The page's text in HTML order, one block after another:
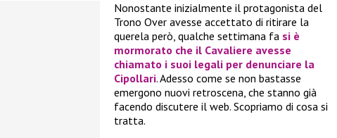
Nonostante inizialmente il protagonista del
Trono Over avesse accettato di ritirare la
querela però, qualche settimana fa si è
mormorato che il Cavaliere avesse
chiamato i suoi legali per denunciare la
Cipollari. Adesso come se non bastasse
emergono nuovi retroscena, che stanno già
facendo discutere il web. Scopriamo di cosa si
tratta.